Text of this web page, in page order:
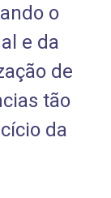
o
e da
de
tão
da